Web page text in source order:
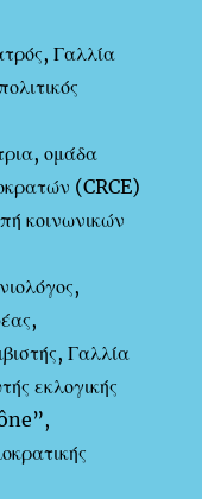
Γαλλία
ομάδα
(CRCE)
κοινωνικών
Γαλλία
εκλογικής